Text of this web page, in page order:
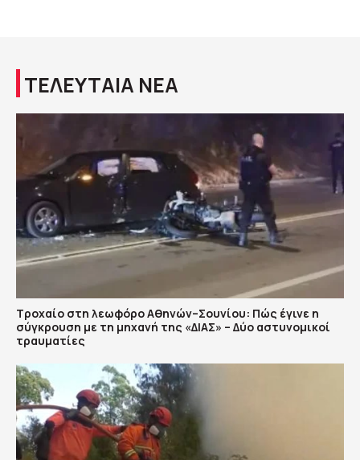
ΤΕΛΕΥΤΑΙΑ ΝΕΑ
Τροχαίο στη λεωφόρο Αθηνών–Σουνίου: Πώς έγινε η
σύγκρουση με τη μηχανή της «ΔΙΑΣ» – Δύο αστυνομικοί
τραυματίες